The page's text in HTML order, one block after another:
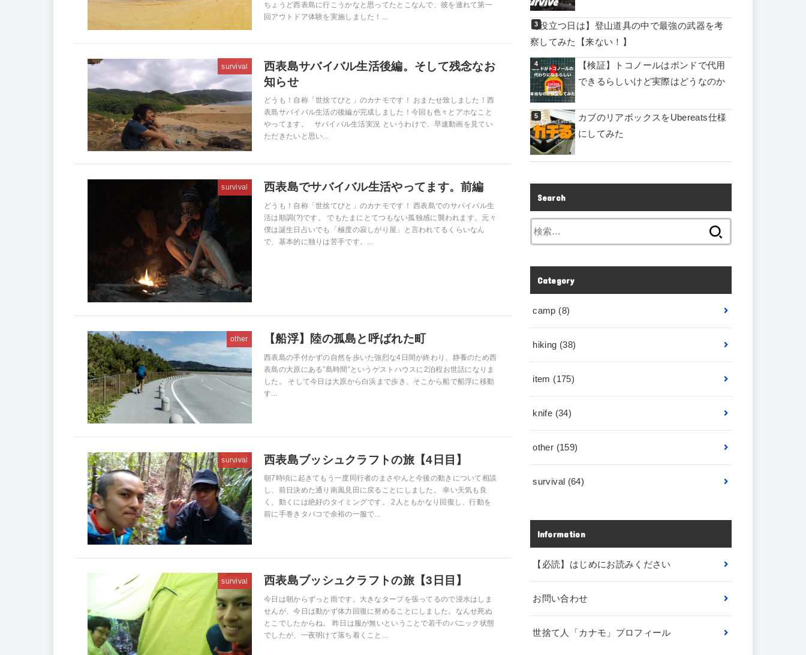
ちょうど西表島に行こうかなと思ってたとこなんで、彼を連れて第一
回アウトドア体験を実施しました！...
survival
西表島サバイバル生活後編。そして残念なお
知らせ
どうも！自称「世捨てびと」のカナモです！ おまたせ致しました！西
表島サバイバル生活の後編が完成しました！今回も色々とアホなこと
やってます。 サバイバル生活実況 というわけで、早速動画を見てい
ただきたいと思い...
survival 西表島でサバイバル生活やってます。前編
どうも！自称「世捨てびと」のカナモです！ 西表島でのサバイバル生
活は順調(?)です。 でもたまにとてつもない孤独感に襲われます。元々
僕は誕生日占いでも「極度の寂しがり屋」と言われてるくらいなん
で、基本的に独りは苦手です。...
other 【船浮】陸の孤島と呼ばれた町
西表島の手付かずの自然を歩いた強烈な4日間が終わり、静養のため西
表島の大原にある”島時間”というゲストハウスに2泊程お世話になりま
した。 そして今日は大原から白浜まで歩き、そこから船で船浮に移動
す...
survival 西表島ブッシュクラフトの旅【4日目】
朝7時頃に起きてもう一度同行者のまさやんと今後の動きについて相談
し、前日決めた通り南風見田に戻ることにしました。 幸い天気も良
く、動くには絶好のタイミングです。 2人ともかなり回復し、行動を
前に手巻きタバコで余裕の一服で...
survival 西表島ブッシュクラフトの旅【3日目】
今日は朝からずっと雨です。大きなタープを張ってるので浸水はしま
せんが、今日は動かず体力回復に努めることにしました。なんせ死ぬ
とこでしたからね。 昨日は服が無いということで若干のパニック状態
でしたが、一夜明けて落ち着くこと...
【役立つ日は】登山道具の中で最強の武器を考
察してみた【来ない！】
【検証】トコノールはボンドで代用
できるらしいけど実際はどうなのか
カブのリアボックスをUbereats仕様
にしてみた
Search
Category
camp (8)
hiking (38)
item (175)
knife (34)
other (159)
survival (64)
Information
【必読】はじめにお読みください
お問い合わせ
世捨て人「カナモ」プロフィール